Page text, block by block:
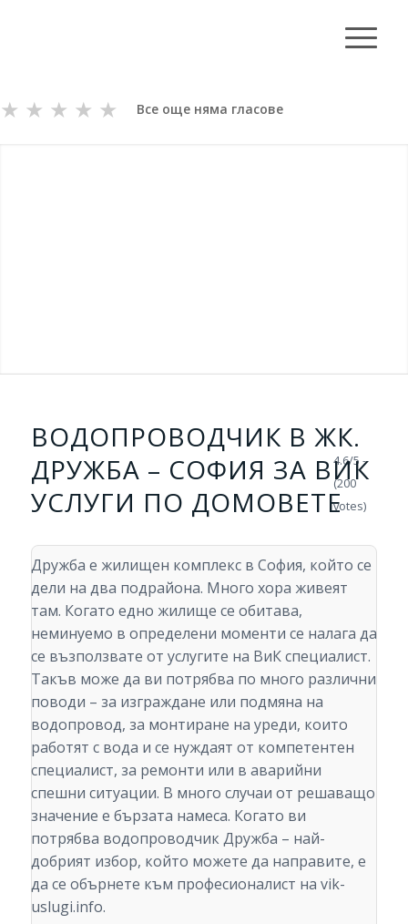
★
★
★
★
★ Все още няма гласове
ВОДОПРОВОДЧИК В ЖК.
ДРУЖБА – СОФИЯ ЗА ВИК
УСЛУГИ ПО ДОМОВЕТЕ
Дружба е жилищен комплекс в София, който се
дели на два подрайона. Много хора живеят
там. Когато едно жилище се обитава,
неминуемо в определени моменти се налага да
се възползвате от услугите на ВиК специалист.
Такъв може да ви потрябва по много различни
поводи – за изграждане или подмяна на
водопровод, за монтиране на уреди, които
работят с вода и се нуждаят от компетентен
специалист, за ремонти или в аварийни
спешни ситуации. В много случаи от решаващо
значение е бързата намеса. Когато ви
потрябва водопроводчик Дружба – най-
добрият избор, който можете да направите, е
да се обърнете към професионалист на vik-
uslugi.info.
4.6/5 -
(200
votes)